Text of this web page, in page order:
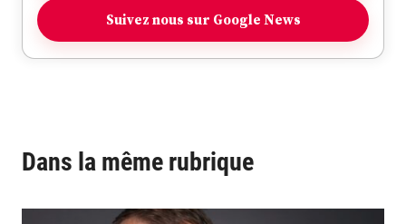
Suivez nous sur Google News
Dans la même rubrique